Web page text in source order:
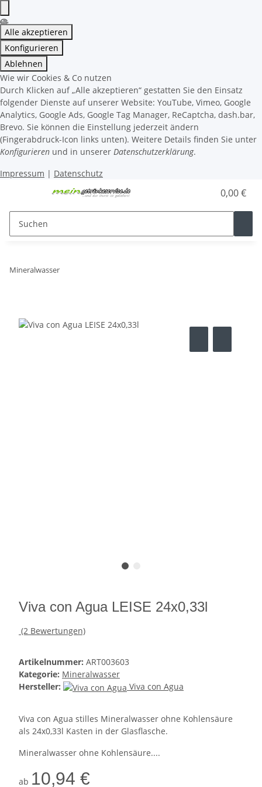
Alle akzeptieren
Konfigurieren
Ablehnen
Wie wir Cookies & Co nutzen
Durch Klicken auf „Alle akzeptieren“ gestatten Sie den Einsatz
folgender Dienste auf unserer Website: YouTube, Vimeo, Google
Analytics, Google Ads, Google Tag Manager, ReCaptcha, dash.bar,
Brevo. Sie können die Einstellung jederzeit ändern
(Fingerabdruck-Icon links unten). Weitere Details finden Sie unter
Konfigurieren und in unserer Datenschutzerklärung.
Impressum | Datenschutz
0,00 €
Mineralwasser
Viva con Agua LEISE 24x0,33l
(2 Bewertungen)
Artikelnummer: ART003603
Kategorie: Mineralwasser
Hersteller:
Viva con Agua
Viva con Agua stilles Mineralwasser ohne Kohlensäure
als 24x0,33l Kasten in der Glasflasche.
Mineralwasser ohne Kohlensäure....
ab 10,94 €